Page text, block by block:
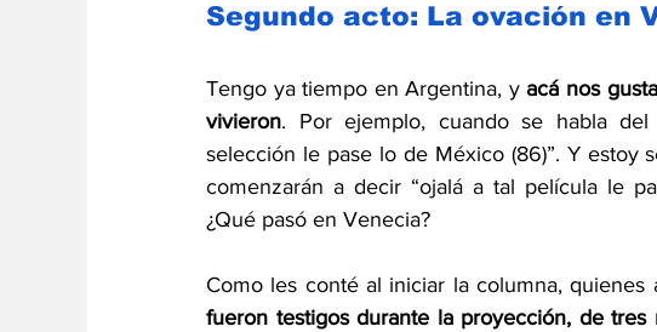
Segundo acto: La ovación en
Tengo ya tiempo en Argentina, y acá nos
vivieron. Por ejemplo, cuando se habla
selección le pase lo de México (86)”. Y estoy
comenzarán a decir “ojalá a tal película le
¿Qué pasó en Venecia?
fueron testigos durante la proyección, de